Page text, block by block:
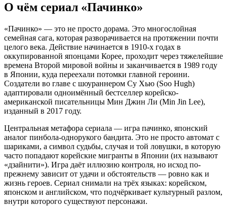
О чём сериал «Пачинко»
«Пачинко» — это не просто дорама. Это многослойная
семейная сага, которая разворачивается на протяжении почти
целого века. Действие начинается в 1910-х годах в
оккупированной японцами Корее, проходит через тяжелейшие
времена Второй мировой войны и заканчивается в 1989 году
в Японии, куда переехали потомки главной героини.
Создатели во главе с шоураннером Су Хью (Soo Hugh)
адаптировали одноимённый бестселлер корейско-
американской писательницы Мин Джин Ли (Min Jin Lee),
изданный в 2017 году.
Центральная метафора сериала — игра пачинко, японский
аналог пинбола-однорукого бандита. Это не просто автомат с
шариками, а символ судьбы, случая и той ловушки, в которую
часто попадают корейские мигранты в Японии (их называют
«дзайнити»). Игра даёт иллюзию контроля, но исход по-
прежнему зависит от удачи и обстоятельств — ровно как и
жизнь героев. Сериал снимали на трёх языках: корейском,
японском и английском, что подчёркивает культурный разлом,
внутри которого существуют персонажи.